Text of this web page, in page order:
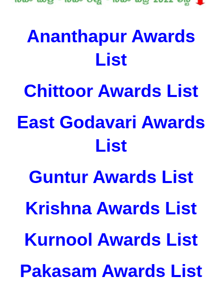
Ananthapur Awards
List
Chittoor Awards List
East Godavari Awards
List
Guntur Awards List
Krishna Awards List
Kurnool Awards List
Pakasam Awards List